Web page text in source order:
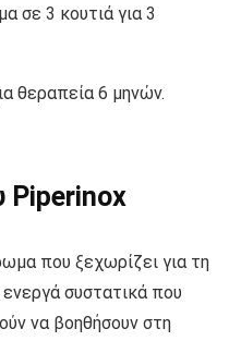
σε 3 κουτιά για 3
θεραπεία 6 μηνών.
Piperinox
που ξεχωρίζει για τη
συστατικά που
να βοηθήσουν στη